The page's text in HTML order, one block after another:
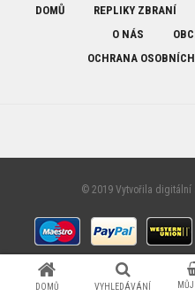
DOMŮ VYHLEDÁVÁNÍ
DOMŮ REPLIKY ZBRANÍ
O NÁS
OCHRANA
© 2019 Vytvořila digitální